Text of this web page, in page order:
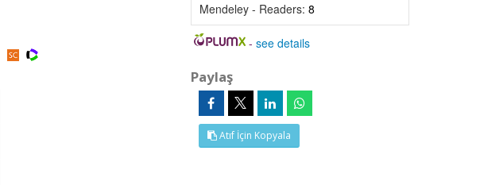
Mendeley - Readers: 8
-see details
Paylaş
Atıf İçin Kopyala